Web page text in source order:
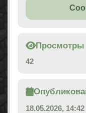
Просмотры
42
18.05.2026, 14:42